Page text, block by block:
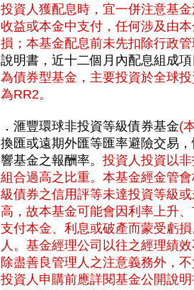
投資人獲配息時，宜一併注意基
收益或本金中支付，任何涉及由
損；本基金配息前未先扣除行政
說明書，近十二個月內配息組成
為債券型基金，主要投資於全球
為RR2。
．滙豐環球非投資等級債券基金(
換匯或遠期外匯等匯率避險交易
響基金之報酬率。 投資人投資以
組合過高之比重。本基金經金管
級債券之信用評等未達投資等級
高，故本基金可能會因利率上升
支付本金、利息或破產而蒙受虧
人。基金經理公司以往之經理績
除盡善良管理人之注意義務外，
投資人申購前應詳閱基金公開說